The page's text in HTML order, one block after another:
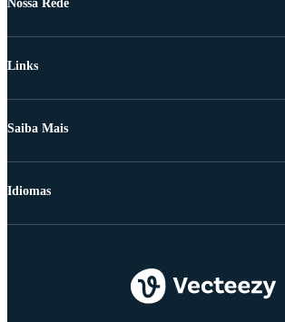
Nossa Rede
Links
Saiba Mais
Idiomas